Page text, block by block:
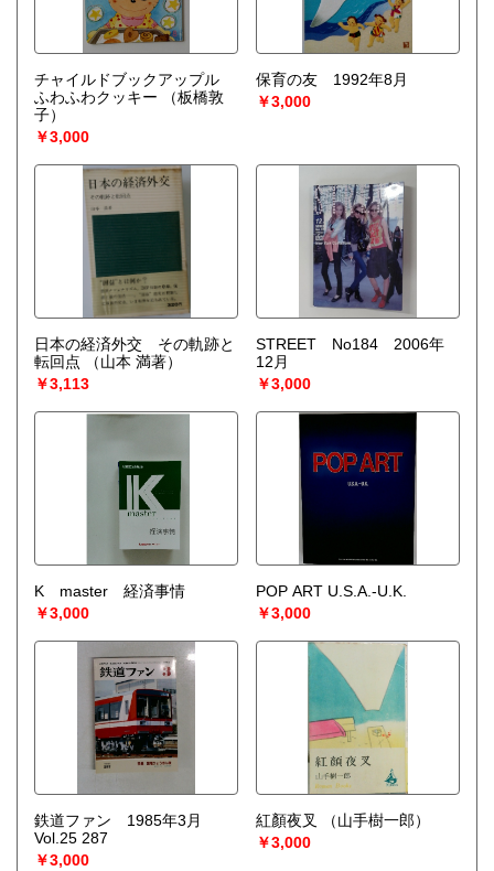
チャイルドブックアップル
ふわふわクッキー
（板橋敦
子）
￥3,000
保育の友 1992年8月
￥3,000
日本の経済外交 その軌跡と
転回点
（山本 満著）
￥3,113
STREET No184 2006年
12月
￥3,000
K master 経済事情
￥3,000
POP ART U.S.A.-U.K.
￥3,000
鉄道ファン 1985年3月
Vol.25 287
￥3,000
紅顏夜叉
（山手樹一郎）
￥3,000